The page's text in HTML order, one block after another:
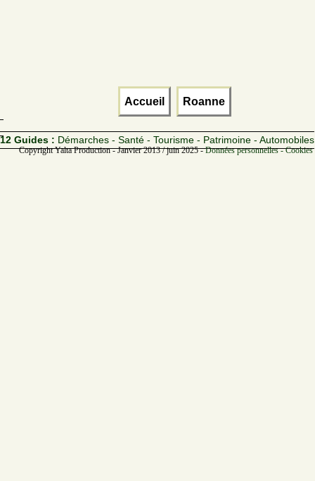
Accueil Roanne
12 Guides : Démarches - Santé - Tourisme - Patrimoine - Automobiles
Copyright Yalta Production - Janvier 2013 / juin 2025 -Données personnelles -